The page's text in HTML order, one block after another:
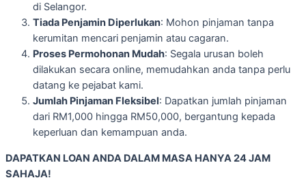
di Selangor.
Tiada Penjamin Diperlukan: Mohon pinjaman tanpa
kerumitan mencari penjamin atau cagaran.
Proses Permohonan Mudah: Segala urusan boleh
dilakukan secara online, memudahkan anda tanpa perlu
datang ke pejabat kami.
Jumlah Pinjaman Fleksibel: Dapatkan jumlah pinjaman
dari RM1,000 hingga RM50,000, bergantung kepada
keperluan dan kemampuan anda.
DAPATKAN LOAN ANDA DALAM MASA HANYA 24 JAM
SAHAJA!